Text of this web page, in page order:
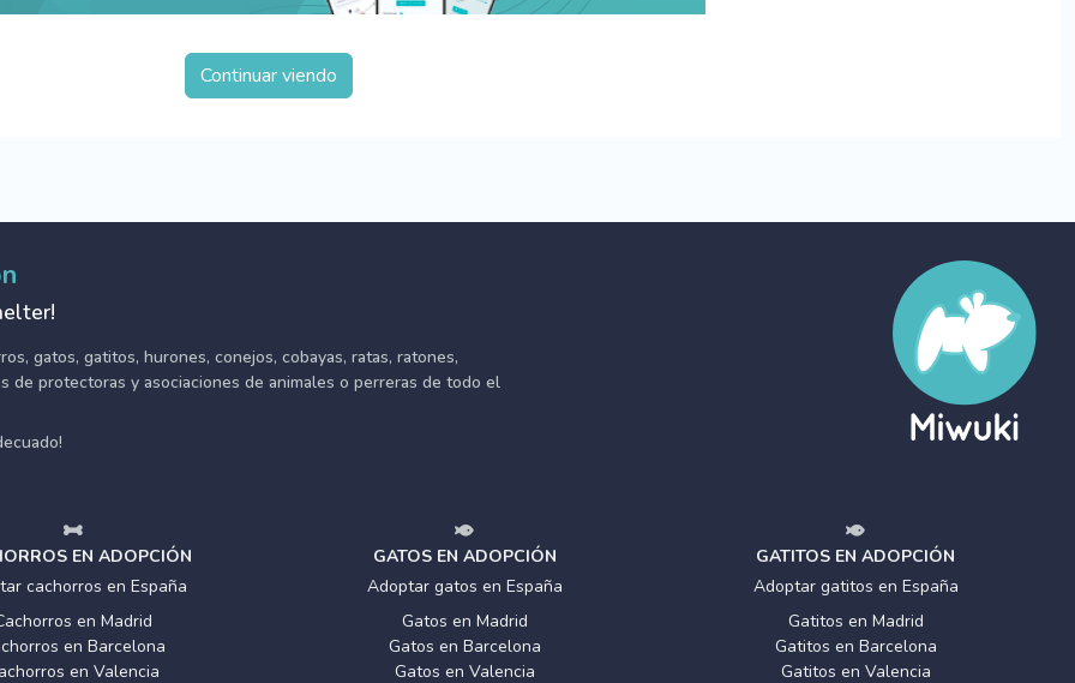
Continuar viendo
gatos, gatitos, hurones, conejos, cobayas, ratas, ratones,
de protectoras y asociaciones de animales o perreras de todo el
EN ADOPCIÓN
cachorros en España
en Madrid
en Barcelona
en Valencia
GATOS EN ADOPCIÓN
Adoptar gatos en España
Gatos en Madrid
Gatos en Barcelona
Gatos en Valencia
GATITOS EN ADOPCIÓN
Adoptar gatitos en España
Gatitos en Madrid
Gatitos en Barcelona
Gatitos en Valencia